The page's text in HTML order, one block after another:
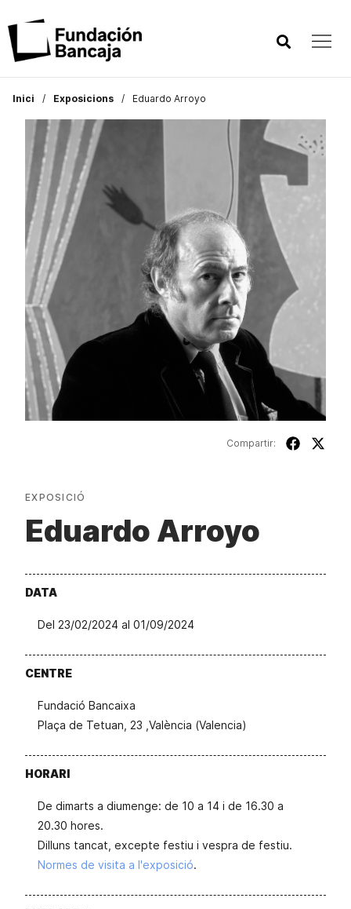
Inici Exposicions Eduardo Arroyo
Compartir:
EXPOSICIÓ
Eduardo Arroyo
DATA
Del 23/02/2024 al 01/09/2024
CENTRE
Fundació Bancaixa
Plaça de Tetuan, 23 ,València (Valencia)
HORARI
De dimarts a diumenge: de 10 a 14 i de 16.30 a
20.30 hores.
Dilluns tancat, excepte festiu i vespra de festiu.
Normes de visita a l'exposició.